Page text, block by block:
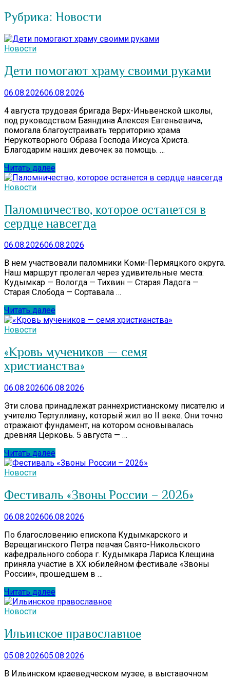
Рубрика: Новости
Новости
Дети помогают храму своими руками
06.08.202606.08.2026
4 августа трудовая бригада Верх-Иньвенской школы,
под руководством Баяндина Алексея Евгеньевича,
помогала благоустраивать территорию храма
Нерукотворного Образа Господа Иисуса Христа.
Благодарим наших девочек за помощь. …
Читать далее
Новости
Паломничество, которое останется в
сердце навсегда
06.08.202606.08.2026
В нем участвовали паломники Коми-Пермяцкого округа.
Наш маршрут пролегал через удивительные места:
Кудымкар — Вологда — Тихвин — Старая Ладога —
Старая Слобода — Сортавала …
Читать далее
Новости
«Кровь мучеников — семя
христианства»
06.08.202606.08.2026
Эти слова принадлежат раннехристианскому писателю и
учителю Тертуллиану, который жил во II веке. Они точно
отражают фундамент, на котором основывалась
древняя Церковь. 5 августа — …
Читать далее
Новости
Фестиваль «Звоны России – 2026»
06.08.202606.08.2026
По благословению епископа Кудымкарского и
Верещагинского Петра певчая Свято-Никольского
кафедрального собора г. Кудымкара Лариса Клещина
приняла участие в XX юбилейном фестивале «Звоны
России», прошедшем в …
Читать далее
Новости
Ильинское православное
05.08.202605.08.2026
В Ильинском краеведческом музее, в выставочном